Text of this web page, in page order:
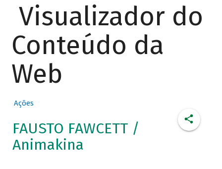
Visualizador do
Conteúdo da
Web
Ações
FAUSTO FAWCETT /
Animakina